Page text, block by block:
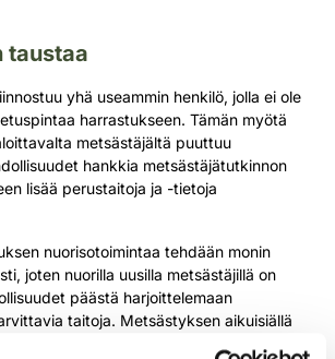
taustaa
yhä useammin henkilö, jolla ei ole
harrastukseen. Tämän myötä
metsästäjältä puuttuu
hankkia metsästäjätutkinnon
lisää perustaitoja ja -tietoja
nuorisotoimintaa tehdään monin
joten nuorilla uusilla metsästäjillä on
päästä harjoittelemaan
taitoja. Metsästyksen aikuisiällä